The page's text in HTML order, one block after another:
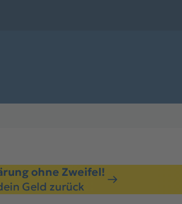
ohne Zweifel!
Geld zurück